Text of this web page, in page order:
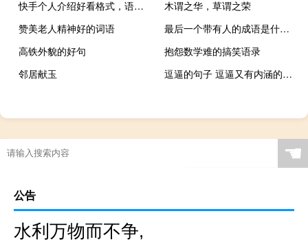
快手个人介绍好看格式，语句，谁有好的
木谓之华，草谓之荣
赞美老人精神好的词语
最后一个带有人的成语是什是什么
高铁外貌的好句
抱怨数学难的搞笑语录
邻居献玉
逗逼的句子 逗逼又有内涵的句子
☚
公告
水利万物而不争,